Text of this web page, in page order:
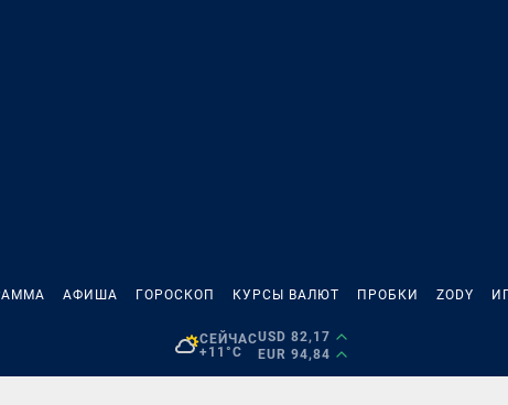
АФИША ГОРОСКОП КУРСЫ ВАЛЮТ ПРОБКИ ZODY
СЕЙЧАС
+11°C
USD 82,17
EUR 94,84